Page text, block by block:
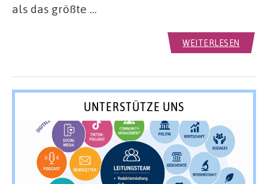
als das größte …
WEITERLESEN
UNTERSTÜTZE UNS